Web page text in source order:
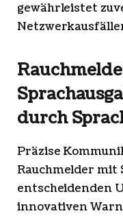
gewährleistet
durch
Präzise
Rauchmelder mit
entscheidenden
innovativen